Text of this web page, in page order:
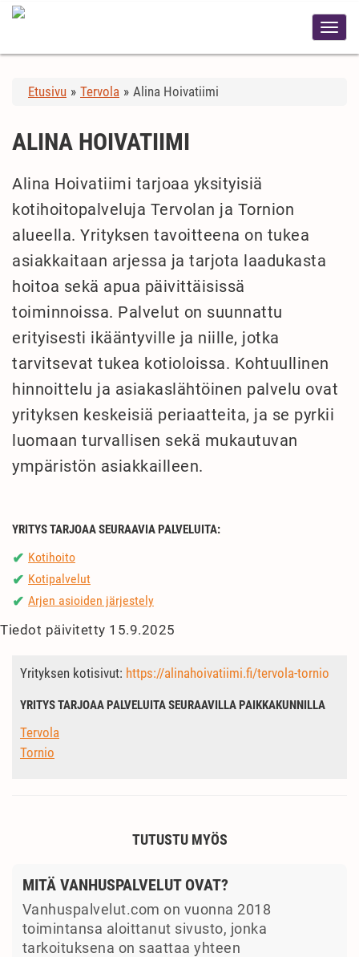
Etusivu » Tervola » Alina Hoivatiimi
ALINA HOIVATIIMI
Alina Hoivatiimi tarjoaa yksityisiä
kotihoitopalveluja Tervolan ja Tornion
alueella. Yrityksen tavoitteena on tukea
asiakkaitaan arjessa ja tarjota laadukasta
hoitoa sekä apua päivittäisissä
toiminnoissa. Palvelut on suunnattu
erityisesti ikääntyville ja niille, jotka
tarvitsevat tukea kotioloissa. Kohtuullinen
hinnoittelu ja asiakaslähtöinen palvelu ovat
yrityksen keskeisiä periaatteita, ja se pyrkii
luomaan turvallisen sekä mukautuvan
ympäristön asiakkailleen.
YRITYS TARJOAA SEURAAVIA PALVELUITA:
✔ Kotihoito
✔ Kotipalvelut
✔ Arjen asioiden järjestely
Tiedot päivitetty 15.9.2025
Yrityksen kotisivut: https://alinahoivatiimi.fi/tervola-tornio
YRITYS TARJOAA PALVELUITA SEURAAVILLA PAIKKAKUNNILLA
Tervola
Tornio
TUTUSTU MYÖS
MITÄ VANHUSPALVELUT OVAT?
Vanhuspalvelut.com on vuonna 2018
toimintansa aloittanut sivusto, jonka
tarkoituksena on saattaa yhteen